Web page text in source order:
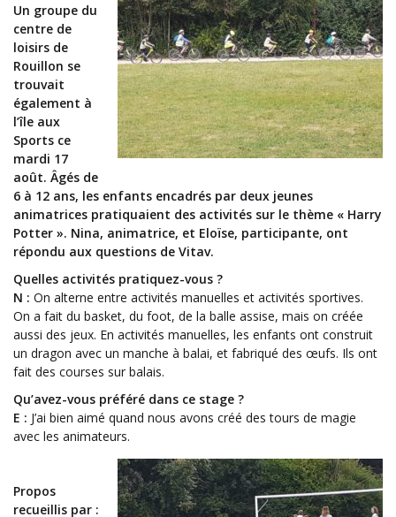
Un groupe du
centre de
loisirs de
Rouillon se
trouvait
également à
l’île aux
Sports ce
mardi 17
août. Âgés de
6 à 12 ans, les enfants encadrés par deux jeunes
animatrices pratiquaient des activités sur le thème « Harry
Potter ». Nina, animatrice, et Eloïse, participante, ont
répondu aux questions de Vitav.
Quelles activités pratiquez-vous ?
N : On alterne entre activités manuelles et activités sportives.
On a fait du basket, du foot, de la balle assise, mais on créée
aussi des jeux. En activités manuelles, les enfants ont construit
un dragon avec un manche à balai, et fabriqué des œufs. Ils ont
fait des courses sur balais.
Qu’avez-vous préféré dans ce stage ?
E : J’ai bien aimé quand nous avons créé des tours de magie
avec les animateurs.
Propos
recueillis par :